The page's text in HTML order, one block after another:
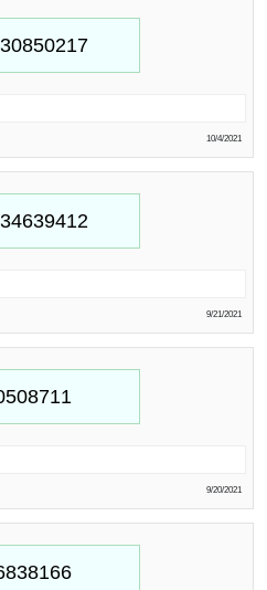
10/4/2021
9/21/2021
9/20/2021